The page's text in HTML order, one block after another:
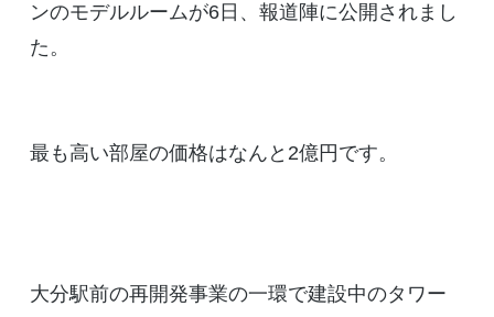
ンのモデルルームが6日、報道陣に公開されまし
た。
最も高い部屋の価格はなんと2億円です。
大分駅前の再開発事業の一環で建設中のタワー